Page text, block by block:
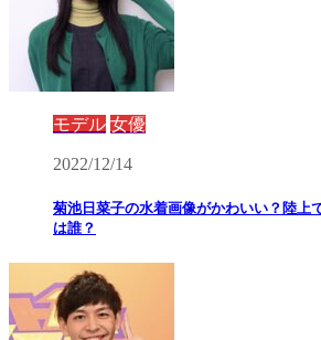
モデル 女優
2022/12/14
菊池日菜子の水着画像がかわいい？陸上
は誰？